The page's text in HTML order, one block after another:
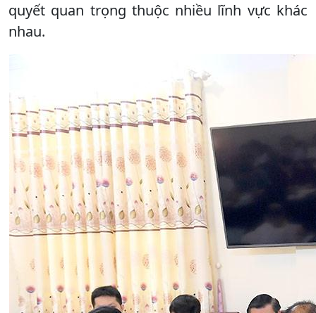
quyết quan trọng thuộc nhiều lĩnh vực khác
nhau.